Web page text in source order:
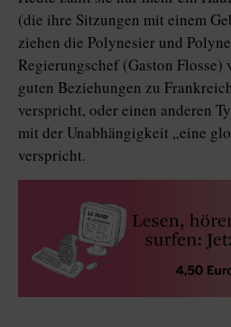
(die ihre Sitzungen mit einem
ziehen die Polynesier und
Regierungschef (Gaston
guten Beziehungen zu
verspricht, oder einen anderen
mit der Unabhängigkeit „eine
verspricht.